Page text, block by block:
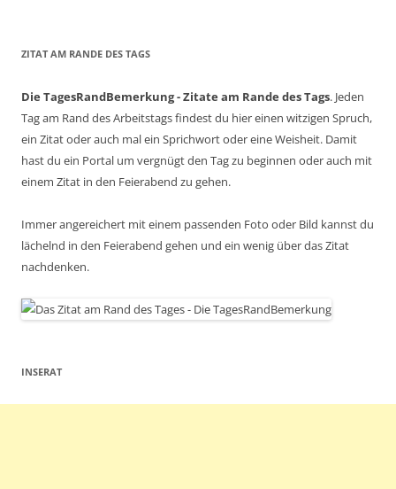
ZITAT AM RANDE DES TAGS
Die TagesRandBemerkung - Zitate am Rande des Tags. Jeden
Tag am Rand des Arbeitstags findest du hier einen witzigen Spruch,
ein Zitat oder auch mal ein Sprichwort oder eine Weisheit. Damit
hast du ein Portal um vergnügt den Tag zu beginnen oder auch mit
einem Zitat in den Feierabend zu gehen.
Immer angereichert mit einem passenden Foto oder Bild kannst du
lächelnd in den Feierabend gehen und ein wenig über das Zitat
nachdenken.
INSERAT